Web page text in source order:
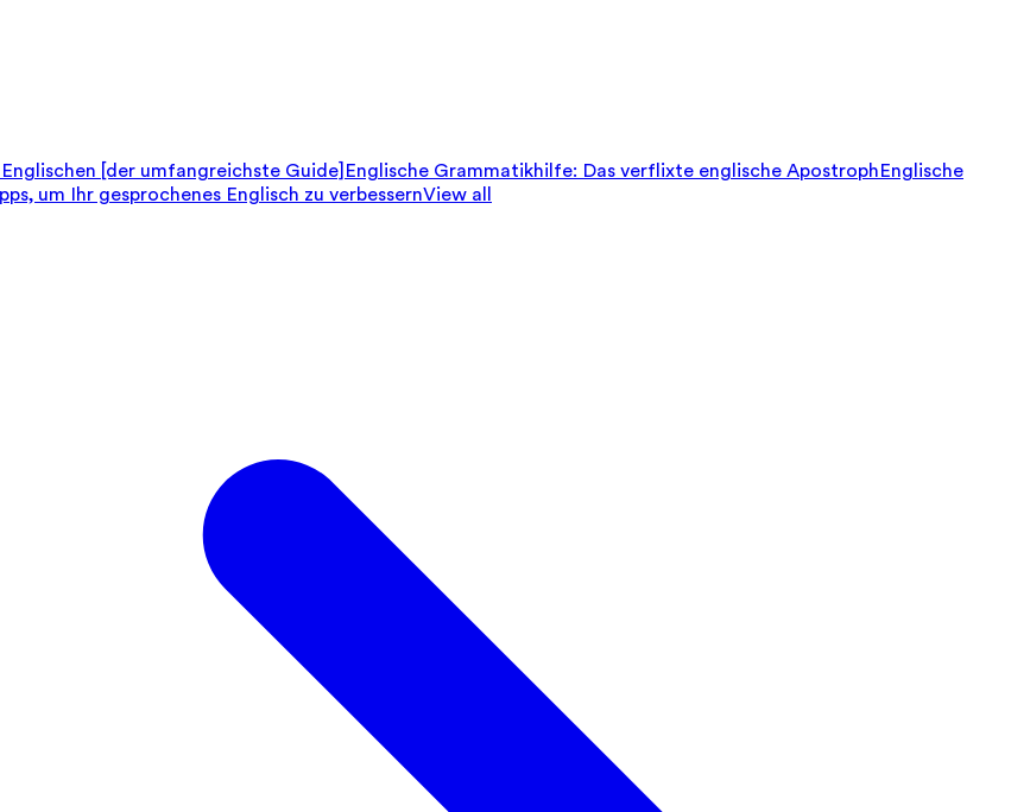
[der umfangreichste Guide] Englische Grammatikhilfe: Das verflixte englische ApostrophEnglische
um Ihr gesprochenes Englisch zu verbessernView all